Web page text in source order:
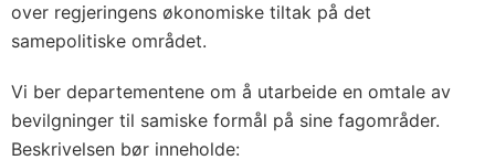
over regjeringens økonomiske tiltak på det
samepolitiske området.
Vi ber departementene om å utarbeide en omtale av
bevilgninger til samiske formål på sine fagområder.
Beskrivelsen bør inneholde: